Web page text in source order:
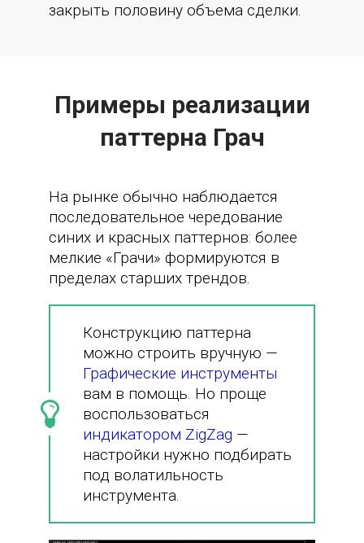
закрыть половину объема сделки.
Примеры реализации
паттерна Грач
На рынке обычно наблюдается
последовательное чередование
синих и красных паттернов: более
мелкие «Грачи» формируются в
пределах старших трендов.
Конструкцию паттерна
можно строить вручную —
Графические инструменты
вам в помощь. Но проще
воспользоваться
индикатором ZigZag —
настройки нужно подбирать
под волатильность
инструмента.